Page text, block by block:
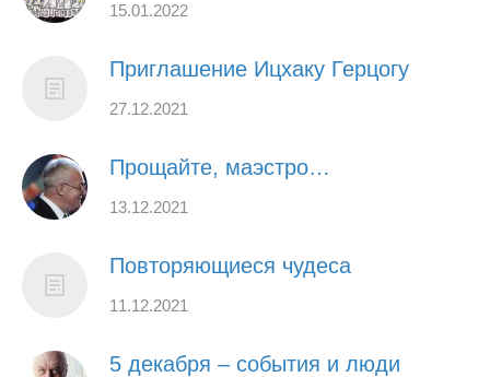
15.01.2022
Приглашение Ицхаку Герцогу
27.12.2021
Прощайте, маэстро…
13.12.2021
Повторяющиеся чудеса
11.12.2021
5 декабря – события и люди